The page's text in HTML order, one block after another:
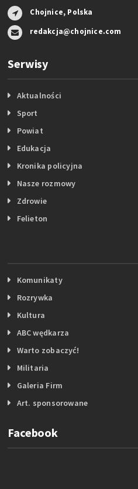
Chojnice, Polska
redakcja@chojnice.com
Serwisy
Aktualności
Sport
Powiat
Edukacja
Kronika policyjna
Nasze rozmowy
Zdrowie
Felieton
Komunikaty
Rozrywka
Kultura
ABC wędkarza
Warto zobaczyć!
Militaria
Galeria Firm
Art. sponsorowane
Facebook